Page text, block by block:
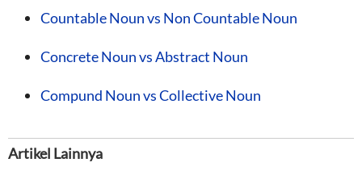
Countable Noun vs Non Countable Noun
Concrete Noun vs Abstract Noun
Compund Noun vs Collective Noun
Artikel Lainnya